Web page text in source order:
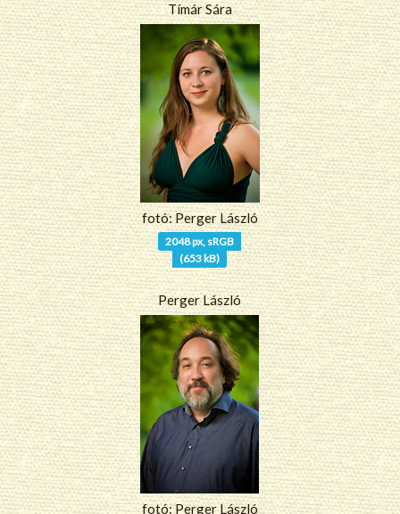
Tímár Sára
fotó: Perger László
2048 px, sRGB
(653 kB)
Perger László
fotó: Perger László